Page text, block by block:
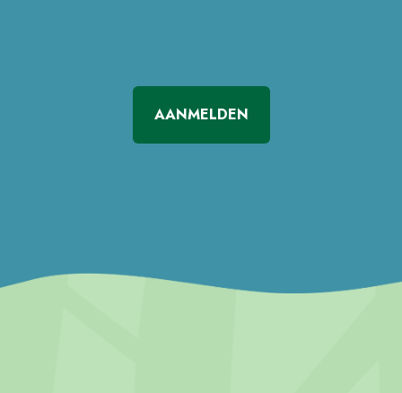
AANMELDEN